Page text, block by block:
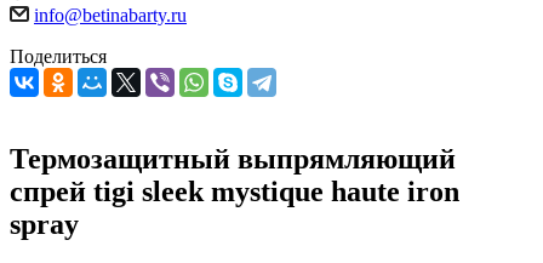
info@betinabarty.ru
Поделиться
Термозащитный выпрямляющий
спрей tigi sleek mystique haute iron
spray